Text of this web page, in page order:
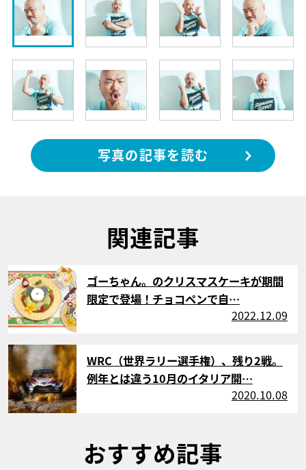
写真の記事を読む
関連記事
ゴーちゃん。のクリスマスケーキが期間
限定で登場！チョコペンで自…
2022.12.09
サムネイル
WRC（世界ラリー選手権）、残り2戦。
例年とは違う10月のイタリア開…
2020.10.08
おすすめ記事